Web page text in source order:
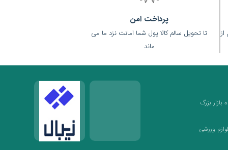
از
پرداخت امن
تا تحویل سالم کالا پول شما امانت نزد ما می
ماند
بزرگ
ورزشی